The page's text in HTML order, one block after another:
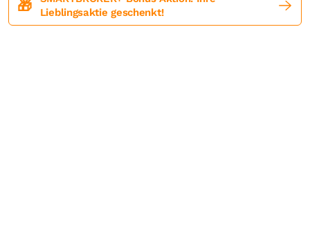
🎁
Lieblingsaktie geschenkt!